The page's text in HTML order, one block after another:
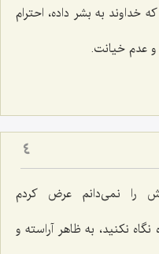
خداوند به بشر داده، احترام
و عدم خیانت.
4
را نمی‌دانم عرض كردم
نكنید، به ظاهر آراسته و